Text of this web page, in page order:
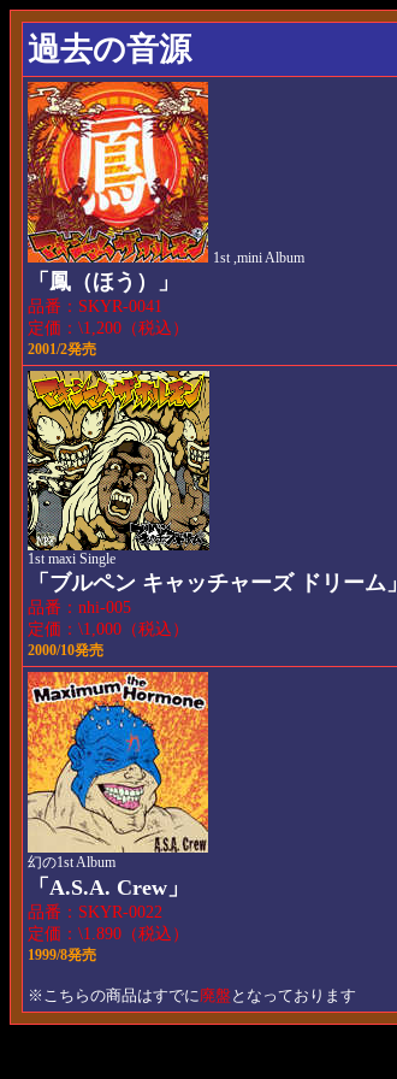
過去の音源
1st ,mini Album
「鳳（ほう）」
品番：SKYR-0041
定価：\1,200（税込）
2001/2発売
1st maxi Single
「ブルペン キャッチャーズ ドリーム」
品番：nhi-005
定価：\1,000（税込）
2000/10発売
幻の1st Album
「A.S.A. Crew」
品番：SKYR-0022
定価：\1.890（税込）
1999/8発売
※こちらの商品はすでに廃盤となっております